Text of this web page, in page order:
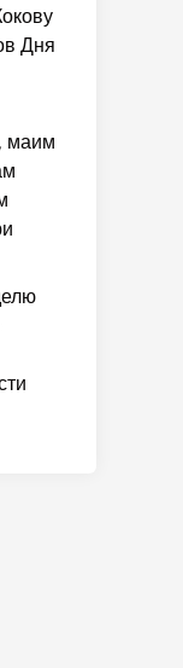
Дня
маим